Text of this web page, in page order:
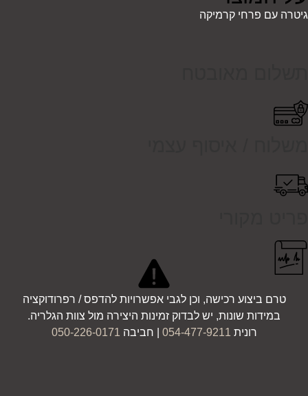
גיטרה עם פרחי קרמיקה
טרם ביצוע רכישה, וכן לגבי אפשרויות להדפס / רפרודוקציה
במידות שונות, יש לבדוק זמינות היצירה מול צוות הגלריה.
רונית 054-477-9211 | חביבה 050-226-0171